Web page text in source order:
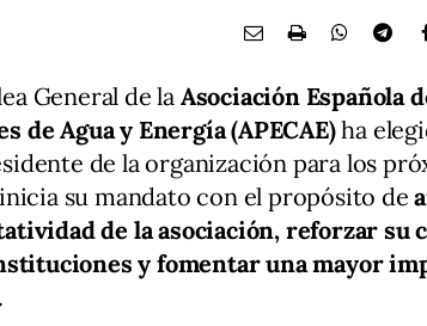
General de la Asociación Española
de Agua y Energía (APECAE)ha
de la organización para los
su mandato con el propósito de
de la asociación, reforzar su
y fomentar una mayor
.